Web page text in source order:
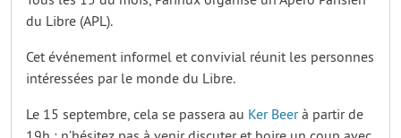
du Libre (APL).
Cet événement informel et convivial réunit les personnes
intéressées par le monde du Libre.
Le 15 septembre, cela se passera au Ker Beerà partir de